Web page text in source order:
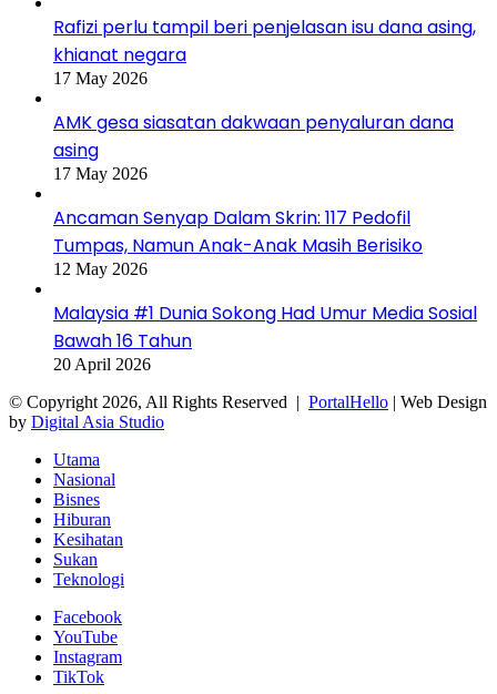
Rafizi perlu tampil beri penjelasan isu dana asing,
khianat negara
17 May 2026
AMK gesa siasatan dakwaan penyaluran dana
asing
17 May 2026
Ancaman Senyap Dalam Skrin: 117 Pedofil
Tumpas, Namun Anak-Anak Masih Berisiko
12 May 2026
Malaysia #1 Dunia Sokong Had Umur Media Sosial
Bawah 16 Tahun
20 April 2026
© Copyright 2026, All Rights Reserved | PortalHello | Web Design
by Digital Asia Studio
Utama
Nasional
Bisnes
Hiburan
Kesihatan
Sukan
Teknologi
Facebook
YouTube
Instagram
TikTok